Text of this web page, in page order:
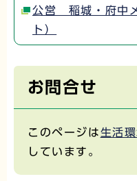
公営 稲城・府中
ト）
お問合せ
このページは生活
しています。